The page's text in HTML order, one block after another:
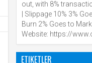
out, with 8%
| Slippage 10% 3%
Burn 2% Goes to
Website: https://
ETIKETLER